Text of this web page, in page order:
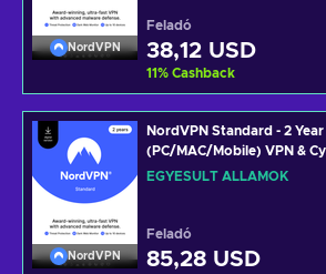
NordVPN
Feladó
38,12 USD
11% Cashback
NordVPN
NordVPN Standard - 2 Year
(PC/MAC/Mobile) VPN &
Software Subscription Key
EGYESÜLT ÁLLAMOK
Feladó
85,28 USD